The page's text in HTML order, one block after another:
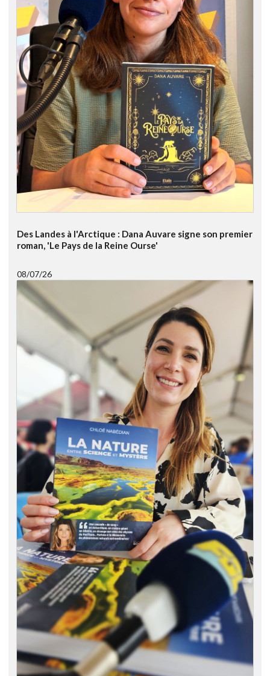
Des Landes à l'Arctique : Dana Auvare signe son premier
roman, 'Le Pays de la Reine Ourse'
08/07/26